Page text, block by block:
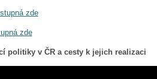
zde
zde
politiky v ČR a cesty k jejich realizaci